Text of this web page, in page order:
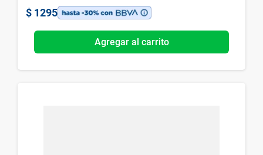
$ 1295
Agregar al carrito